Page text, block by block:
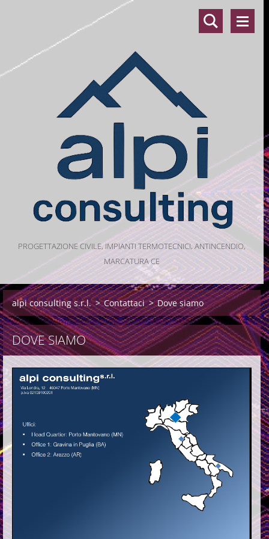
PROGETTAZIONE CIVILE, IMPIANTI TERMOTECNICI, ANTINCENDIO,
MARCATURA CE
alpi consulting s.r.l. > Contattaci > Dove siamo
DOVE SIAMO